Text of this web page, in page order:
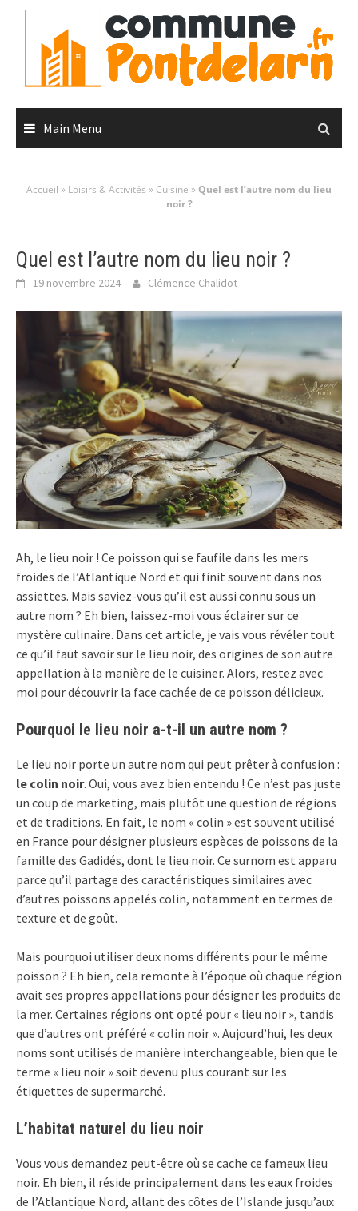
content
Main Menu
Accueil » Loisirs & Activités » Cuisine » Quel est l’autre nom du lieu
noir ?
Quel est l’autre nom du lieu noir ?
19 novembre 2024 Clémence Chalidot
Ah, le lieu noir ! Ce poisson qui se faufile dans les mers
froides de l’Atlantique Nord et qui finit souvent dans nos
assiettes. Mais saviez-vous qu’il est aussi connu sous un
autre nom ? Eh bien, laissez-moi vous éclairer sur ce
mystère culinaire. Dans cet article, je vais vous révéler tout
ce qu’il faut savoir sur le lieu noir, des origines de son autre
appellation à la manière de le cuisiner. Alors, restez avec
moi pour découvrir la face cachée de ce poisson délicieux.
Pourquoi le lieu noir a-t-il un autre nom ?
Le lieu noir porte un autre nom qui peut prêter à confusion :
le colin noir. Oui, vous avez bien entendu ! Ce n’est pas juste
un coup de marketing, mais plutôt une question de régions
et de traditions. En fait, le nom « colin » est souvent utilisé
en France pour désigner plusieurs espèces de poissons de la
famille des Gadidés, dont le lieu noir. Ce surnom est apparu
parce qu’il partage des caractéristiques similaires avec
d’autres poissons appelés colin, notamment en termes de
texture et de goût.
Mais pourquoi utiliser deux noms différents pour le même
poisson ? Eh bien, cela remonte à l’époque où chaque région
avait ses propres appellations pour désigner les produits de
la mer. Certaines régions ont opté pour « lieu noir », tandis
que d’autres ont préféré « colin noir ». Aujourd’hui, les deux
noms sont utilisés de manière interchangeable, bien que le
terme « lieu noir » soit devenu plus courant sur les
étiquettes de supermarché.
L’habitat naturel du lieu noir
Vous vous demandez peut-être où se cache ce fameux lieu
noir. Eh bien, il réside principalement dans les eaux froides
de l’Atlantique Nord, allant des côtes de l’Islande jusqu’aux